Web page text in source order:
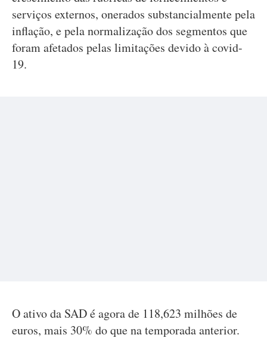
serviços externos, onerados substancialmente pela
inflação, e pela normalização dos segmentos que
foram afetados pelas limitações devido à covid-
19.
O ativo da SAD é agora de 118,623 milhões de
euros, mais 30% do que na temporada anterior.